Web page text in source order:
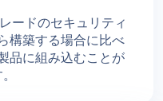
ードのセキュリティ
構築する場合に比べ
品に組み込むことが